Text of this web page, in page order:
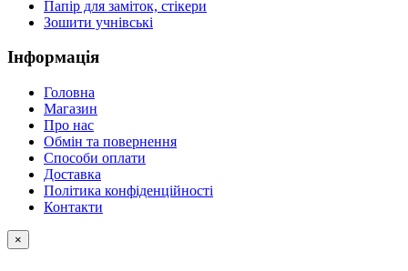
Папір для заміток, стікери
Зошити учнівські
Інформація
Головна
Магазин
Про нас
Обмін та повернення
Способи оплати
Доставка
Політика конфіденційності
Контакти
×